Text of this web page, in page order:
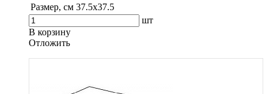
Размер, см 37.5x37.5
шт
В корзину
Oтложить